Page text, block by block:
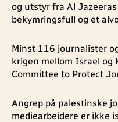
og utstyr fra Al
bekymringsfull og et
Minst 116 journalister
krigen mellom Israel og
Committee to Protect
Angrep på palestinske
mediearbeidere er ikke